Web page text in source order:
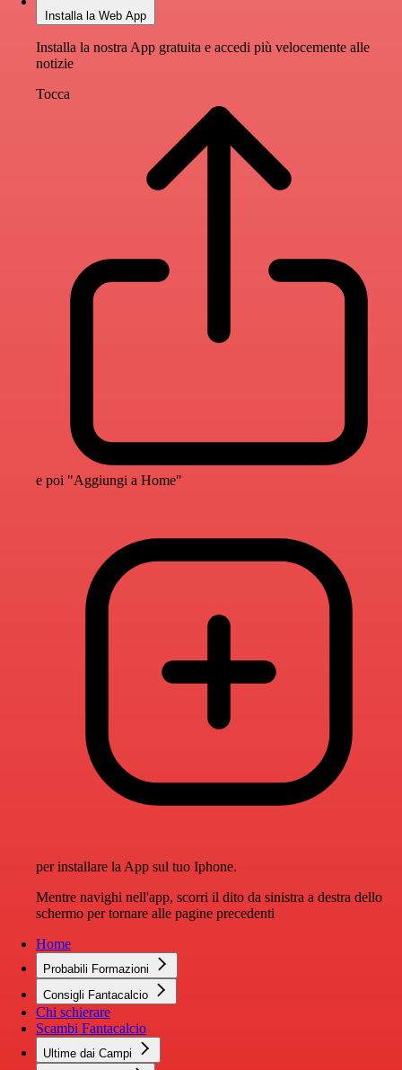
Installa la Web App
Installa la nostra App gratuita e accedi più velocemente alle
notizie
Tocca
e poi "Aggiungi a Home"
per installare la App sul tuo Iphone.
Mentre navighi nell'app, scorri il dito da sinistra a destra dello
schermo per tornare alle pagine precedenti
Home
Probabili Formazioni
Consigli Fantacalcio
Chi schierare
Scambi Fantacalcio
Ultime dai Campi